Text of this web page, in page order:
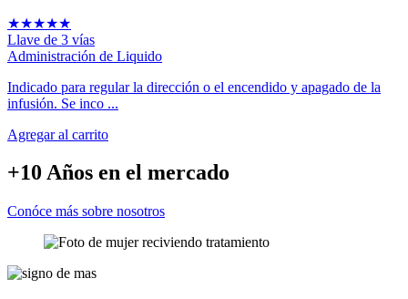
★★★★★
Llave de 3 vías
Administración de Liquido
Indicado para regular la dirección o el encendido y apagado de la
infusión. Se inco ...
Agregar al carrito
+10 Años en el mercado
Conóce más sobre nosotros